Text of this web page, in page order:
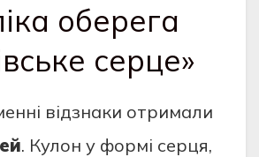
оберега
серце»
відзнаки отримали
. Кулон у формі серця,